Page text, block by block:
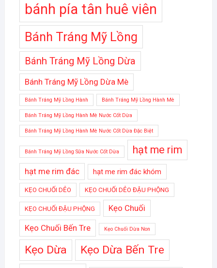
bánh pía tân huê viên
Bánh Tráng Mỹ Lồng
Bánh Tráng Mỹ Lồng Dừa
Bánh Tráng Mỹ Lồng Dừa Mè
Bánh Tráng Mỹ Lồng Hành Bánh Tráng Mỹ Lồng Hành Mè
Bánh Tráng Mỹ Lồng Hành Mè Nước Cốt Dừa
Bánh Tráng Mỹ Lồng Hành Mè Nước Cốt Dừa Đặc Biệt
Bánh Tráng Mỹ Lồng Sữa Nước Cốt Dừa hạt me rim
hạt me rim đác hạt me rim đác khóm
KẸO CHUỐI DẺO KẸO CHUỐI DẺO ĐẬU PHỘNG
KẸO CHUỐI ĐẬU PHỘNG Kẹo Chuối
Kẹo Chuối Bến Tre Kẹo Chuối Dừa Non
Kẹo Dừa Kẹo Dừa Bến Tre